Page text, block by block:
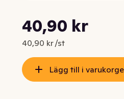
Nuvarande pris är: 40,90 kr
40,90 kr
40,90 kr /st
Styckpris: 40,90 kr /st
Lägg till i